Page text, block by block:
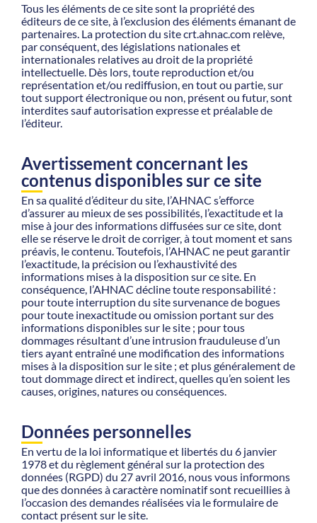
Tous les éléments de ce site sont la propriété des
éditeurs de ce site, à l’exclusion des éléments émanant de
partenaires. La protection du site crt.ahnac.com relève,
par conséquent, des législations nationales et
internationales relatives au droit de la propriété
intellectuelle. Dès lors, toute reproduction et/ou
représentation et/ou rediffusion, en tout ou partie, sur
tout support électronique ou non, présent ou futur, sont
interdites sauf autorisation expresse et préalable de
l’éditeur.
Avertissement concernant les
contenus disponibles sur ce site
En sa qualité d’éditeur du site, l’AHNAC s’efforce
d’assurer au mieux de ses possibilités, l’exactitude et la
mise à jour des informations diffusées sur ce site, dont
elle se réserve le droit de corriger, à tout moment et sans
préavis, le contenu. Toutefois, l’AHNAC ne peut garantir
l’exactitude, la précision ou l’exhaustivité des
informations mises à la disposition sur ce site. En
conséquence, l’AHNAC décline toute responsabilité :
pour toute interruption du site survenance de bogues
pour toute inexactitude ou omission portant sur des
informations disponibles sur le site ; pour tous
dommages résultant d’une intrusion frauduleuse d’un
tiers ayant entraîné une modification des informations
mises à la disposition sur le site ; et plus généralement de
tout dommage direct et indirect, quelles qu’en soient les
causes, origines, natures ou conséquences.
Données personnelles
En vertu de la loi informatique et libertés du 6 janvier
1978 et du règlement général sur la protection des
données (RGPD) du 27 avril 2016, nous vous informons
que des données à caractère nominatif sont recueillies à
l’occasion des demandes réalisées via le formulaire de
contact présent sur le site.